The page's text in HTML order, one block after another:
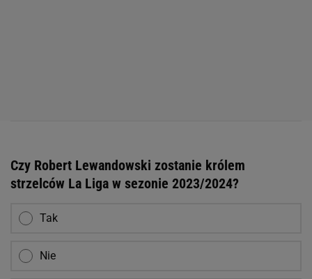
Czy Robert Lewandowski zostanie królem
strzelców La Liga w sezonie 2023/2024?
Tak
Nie